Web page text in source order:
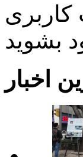
كاربری
بشويد
اخبار